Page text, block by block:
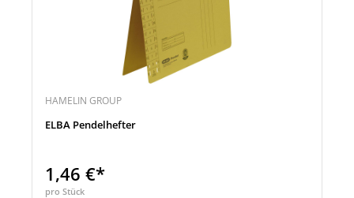
HAMELIN GROUP
ELBA Pendelhefter
1,46 €*
pro Stück